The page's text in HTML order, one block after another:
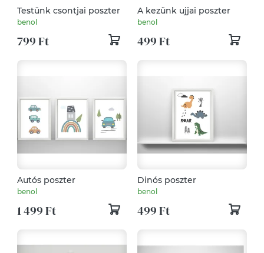
Testünk csontjai poszter
benol
799 Ft
A kezünk ujjai poszter
benol
499 Ft
Autós poszter
benol
1 499 Ft
Dinós poszter
benol
499 Ft